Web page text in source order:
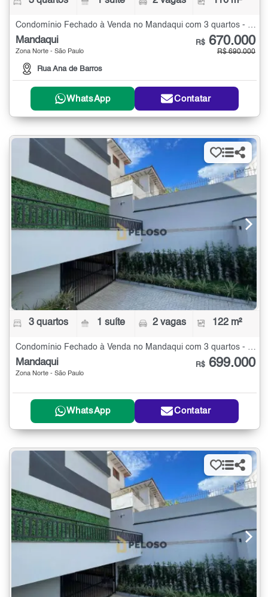
Condomínio Fechado à Venda no Mandaqui com 3 quartos - 116 m²
Mandaqui
Zona Norte - São Paulo
Rua Ana de Barros
R$ 670.000
R$ 690.000
WhatsApp Contatar
3 quartos 1 suíte 2 vagas 122 m²
Condomínio Fechado à Venda no Mandaqui com 3 quartos - 122 m²
Mandaqui
Zona Norte - São Paulo
R$ 699.000
WhatsApp Contatar